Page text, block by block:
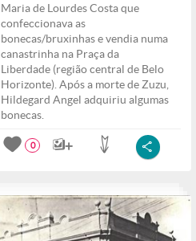
Maria de Lourdes Costa que
confeccionava as
bonecas/bruxinhas e vendia numa
canastrinha na Praça da
Liberdade (região central de Belo
Horizonte). Após a morte de Zuzu,
Hildegard Angel adquiriu algumas
bonecas.
0